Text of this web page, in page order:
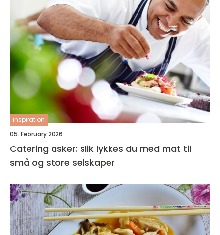
inspiration
05. February 2026
Catering asker: slik lykkes du med mat til
små og store selskaper